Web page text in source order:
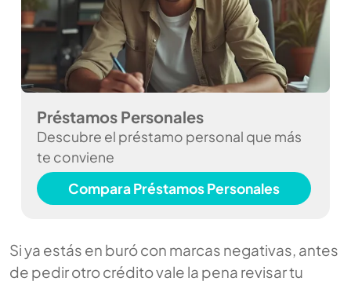
Préstamos Personales
Descubre el préstamo personal que más
te conviene
Compara Préstamos Personales
Si ya estás en buró con marcas negativas, antes
de pedir otro crédito vale la pena revisar tu